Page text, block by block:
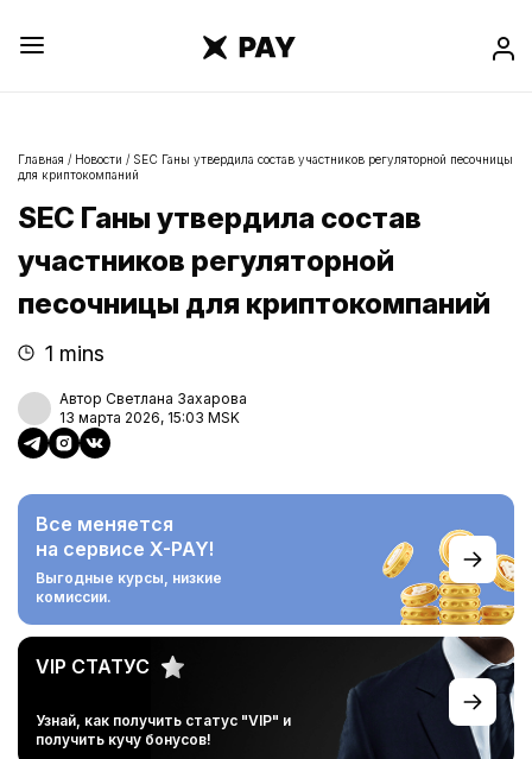
Главная / Новости / SEC Ганы утвердила состав участников регуляторной песочницы
для криптокомпаний
SEC Ганы утвердила состав
участников регуляторной
песочницы для криптокомпаний
1 mins
Автор Светлана Захарова
13 марта 2026, 15:03 MSK
Все меняется
на сервисе X-PAY!
Выгодные курсы, низкие
комиссии.
VIP СТАТУС
Узнай, как получить статус "VIP" и
получить кучу бонусов!